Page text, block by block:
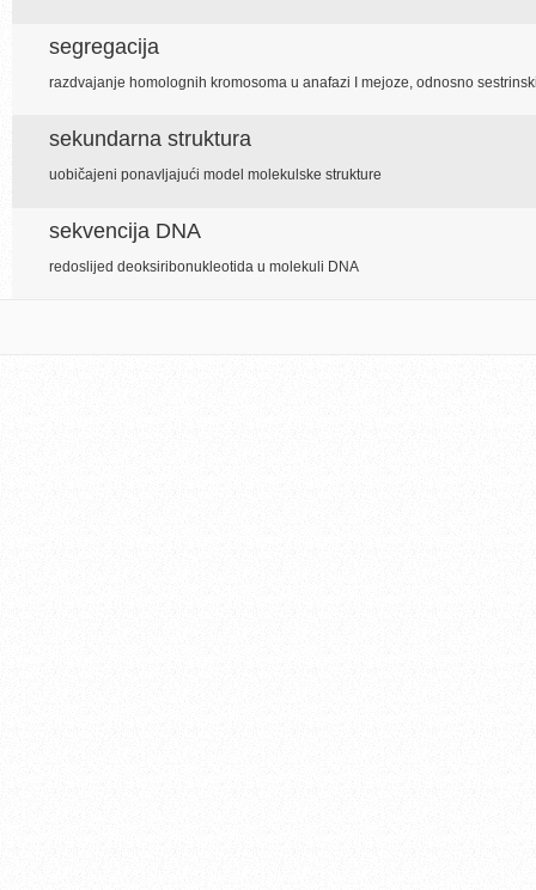
segregacija
razdvajanje homolognih kromosoma u anafazi I mejoze, odnosno
sekundarna struktura
uobičajeni ponavljajući model molekulske strukture
sekvencija DNA
redoslijed deoksiribonukleotida u molekuli DNA